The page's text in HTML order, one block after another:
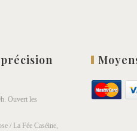
Ouvert les
/ La Fée Caséine,